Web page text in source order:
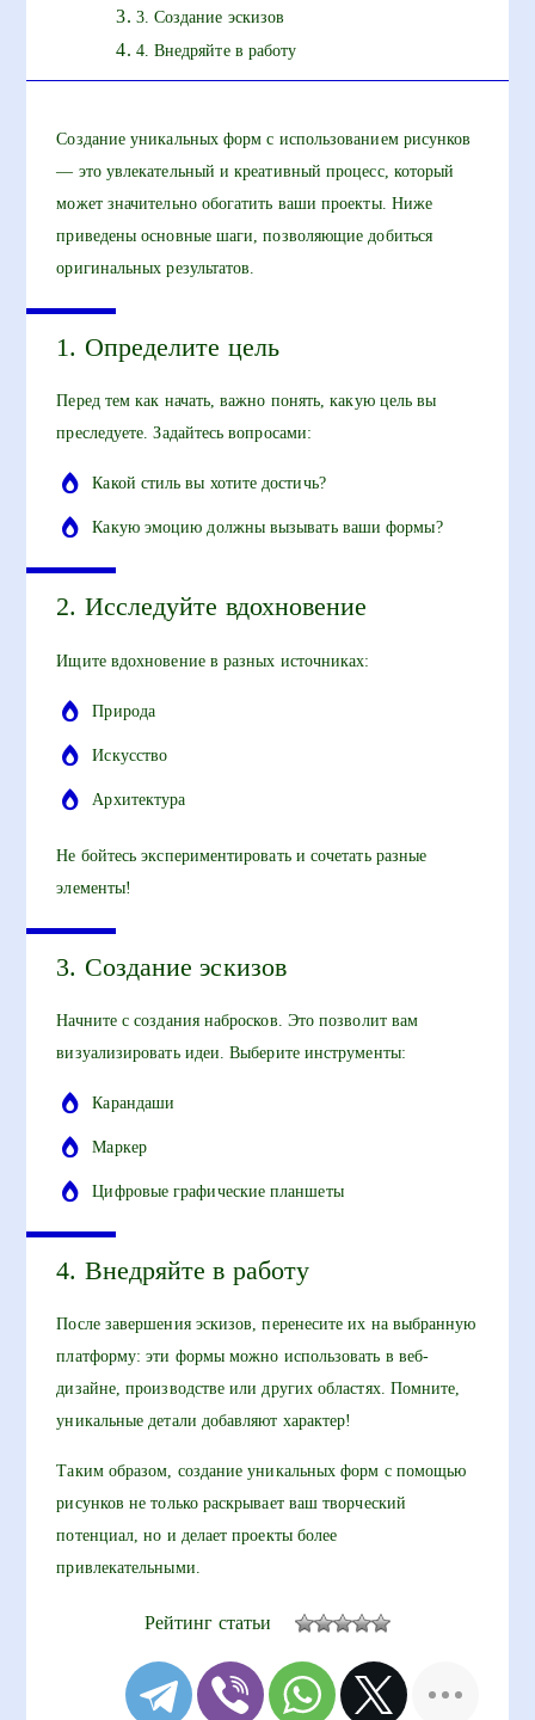
3. Создание эскизов
4. Внедряйте в работу
Создание уникальных форм с использованием рисунков
— это увлекательный и креативный процесс, который
может значительно обогатить ваши проекты. Ниже
приведены основные шаги, позволяющие добиться
оригинальных результатов.
1. Определите цель
Перед тем как начать, важно понять, какую цель вы
преследуете. Задайтесь вопросами:
Какой стиль вы хотите достичь?
Какую эмоцию должны вызывать ваши формы?
2. Исследуйте вдохновение
Ищите вдохновение в разных источниках:
Природа
Искусство
Архитектура
Не бойтесь экспериментировать и сочетать разные
элементы!
3. Создание эскизов
Начните с создания набросков. Это позволит вам
визуализировать идеи. Выберите инструменты:
Карандаши
Маркер
Цифровые графические планшеты
4. Внедряйте в работу
После завершения эскизов, перенесите их на выбранную
платформу: эти формы можно использовать в веб-
дизайне, производстве или других областях. Помните,
уникальные детали добавляют характер!
Таким образом, создание уникальных форм с помощью
рисунков не только раскрывает ваш творческий
потенциал, но и делает проекты более
привлекательными.
Рейтинг статьи